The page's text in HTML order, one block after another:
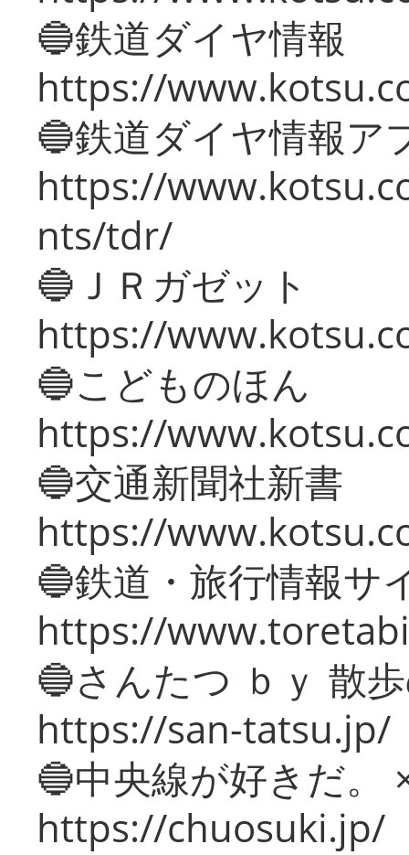
🔵鉄道ダイヤ情報
https://
🔵鉄道ダイヤ情報ア
https://
nts/tdr/
🔵ＪＲガゼット
https://
🔵こどものほん
https://
🔵交通新聞社新書
https://
🔵鉄道・旅行情報サ
https://
🔵さんたつ ｂｙ 散
https://san-tatsu.jp/
🔵中央線が好きだ。
https://chuosuki.jp/